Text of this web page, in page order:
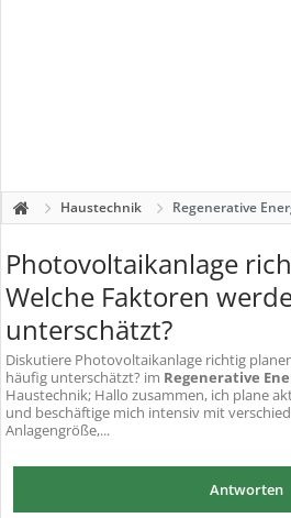
Haustechnik Regenerative
Photovoltaikanlage
Welche Faktoren
unterschätzt?
Diskutiere Photovoltaikanlage richtig
häufig unterschätzt? im Regenerative
Haustechnik; Hallo zusammen, ich plane
und beschäftige mich intensiv mit
Anlagengröße,...
Antworten